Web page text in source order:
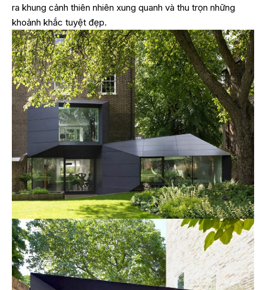
ra khung cảnh thiên nhiên xung quanh và thu trọn những
khoảnh khắc tuyệt đẹp.